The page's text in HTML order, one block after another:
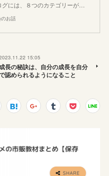
には、８つのカテゴリーが…
のお話
15:05
長の秘訣は、自分の成長を自分
認められるようになること